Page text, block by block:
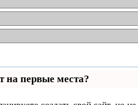
на первые места?